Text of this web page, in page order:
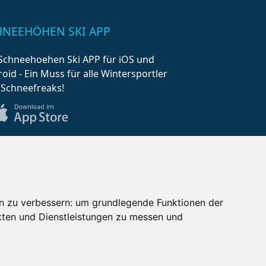
zu verbessern: um grundlegende Funktionen der
und Dienstleistungen zu messen und
SKI APP
Ski APP für iOS und
- Ein Muss für alle Wintersportler
Newsletter Mediadaten